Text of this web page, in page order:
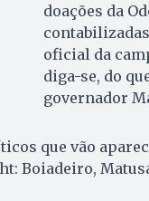
doações da
oficial da
diga-se, do
governador
que vão
Boiadeiro,